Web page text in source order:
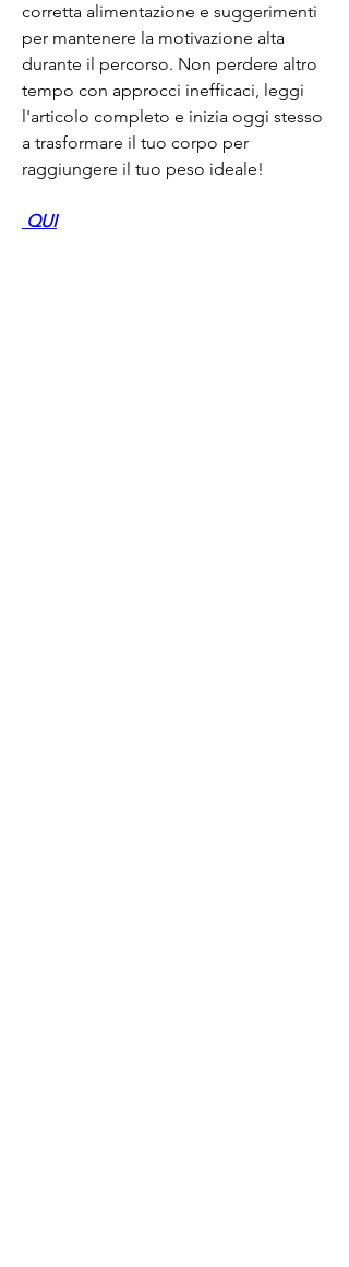
corretta alimentazione e suggerimenti
per mantenere la motivazione alta
durante il percorso. Non perdere altro
tempo con approcci inefficaci, leggi
l'articolo completo e inizia oggi stesso
a trasformare il tuo corpo per
raggiungere il tuo peso ideale!
QUI